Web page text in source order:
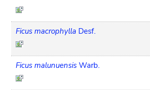
Ficus macrophylla Desf.
Ficus malunuensis Warb.